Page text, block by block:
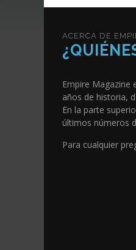
ACERCA DE
Empire Magazine
años de historia,
En la parte
últimos números
Para cualquier